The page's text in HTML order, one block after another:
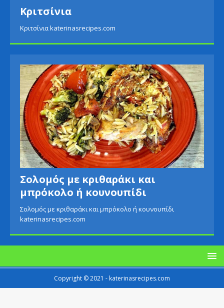
Κριτσίνια
Κριτσίνια katerinasrecipes.com
Σολομός με κριθαράκι και
μπρόκολο ή κουνουπίδι
Σολομός με κριθαράκι και μπρόκολο ή κουνουπίδι
katerinasrecipes.com
Copyright © 2021 - katerinasrecipes.com